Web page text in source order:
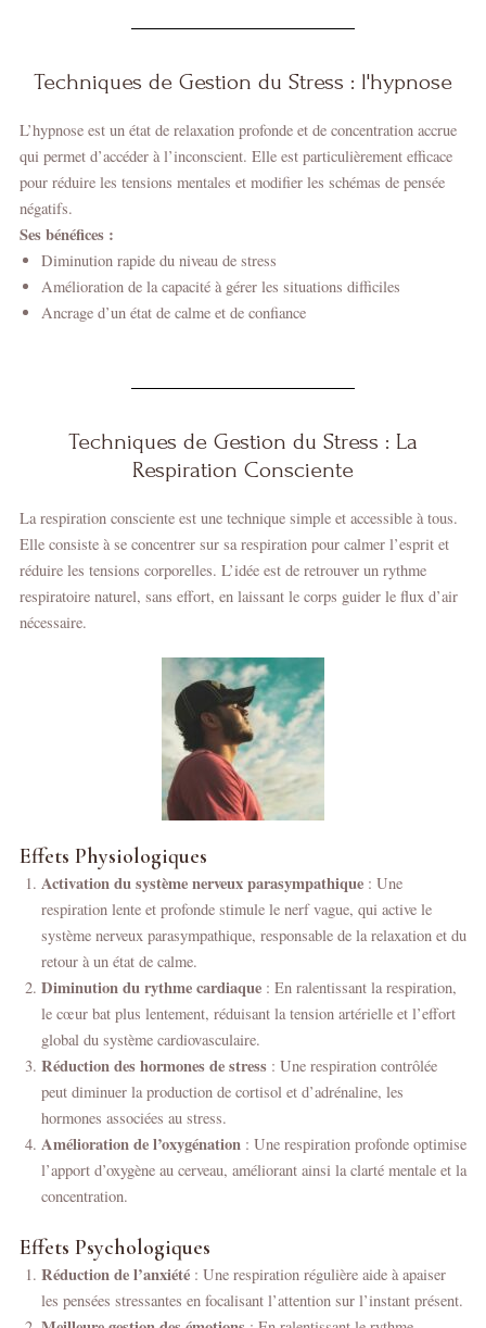
Techniques de Gestion du Stress : l'hypnose
L’hypnose est un état de relaxation profonde et de concentration accrue
qui permet d’accéder à l’inconscient. Elle est particulièrement efficace
pour réduire les tensions mentales et modifier les schémas de pensée
négatifs.
Ses bénéfices :
Diminution rapide du niveau de stress
Amélioration de la capacité à gérer les situations difficiles
Ancrage d’un état de calme et de confiance
Techniques de Gestion du Stress : La
Respiration Consciente
La respiration consciente est une technique simple et accessible à tous.
Elle consiste à se concentrer sur sa respiration pour calmer l’esprit et
réduire les tensions corporelles. L’idée est de retrouver un rythme
respiratoire naturel, sans effort, en laissant le corps guider le flux d’air
nécessaire.
Effets Physiologiques
Activation du système nerveux parasympathique: Une
respiration lente et profonde stimule le nerf vague, qui active le
système nerveux parasympathique, responsable de la relaxation et du
retour à un état de calme.
Diminution du rythme cardiaque: En ralentissant la respiration,
le cœur bat plus lentement, réduisant la tension artérielle et l’effort
global du système cardiovasculaire.
Réduction des hormones de stress: Une respiration contrôlée
peut diminuer la production de cortisol et d’adrénaline, les
hormones associées au stress.
Amélioration de l’oxygénation: Une respiration profonde optimise
l’apport d’oxygène au cerveau, améliorant ainsi la clarté mentale et la
concentration.
Effets Psychologiques
Réduction de l’anxiété: Une respiration régulière aide à apaiser
les pensées stressantes en focalisant l’attention sur l’instant présent.